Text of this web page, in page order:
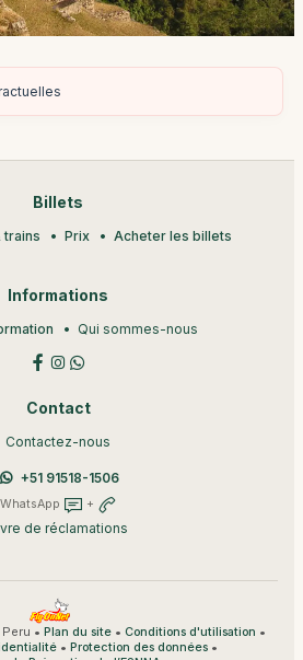
Billets
trains Prix Acheter les billets
Informations
Qui sommes-nous
Contact
Contactez-nous
+51 91518-1506
WhatsApp +
de réclamations
• Plan du site• Conditions d'utilisation •
• Protection des données •